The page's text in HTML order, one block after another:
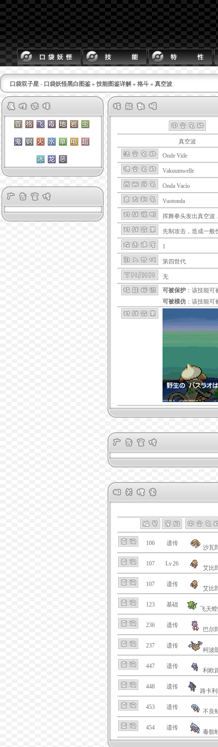
口袋双子星 - 口袋妖怪黑白图鉴 » 技能图鉴详解 » 格斗 » 真空波
真空波
Onde Vide
Vakuumwelle
Onda Vacío
Vuotonda
挥舞拳头发出真空波
先制攻击，造成一般
1
第四世代
无
可被保护 ：该技能可
可被模仿 ：该技能可
106 遗传
沙瓦
107 Lv.26
艾比
107 遗传
艾比
123 基础
飞天
236 遗传
巴尔
237 遗传
柯波
447 遗传
利欧
448 遗传
路卡
453 遗传
不良
454 遗传
毒骷